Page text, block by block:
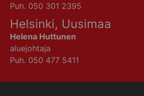
Puh. 050 301 2395
Helsinki, Uusimaa
Helena Huttunen
aluejohtaja
Puh. 050 477 5411